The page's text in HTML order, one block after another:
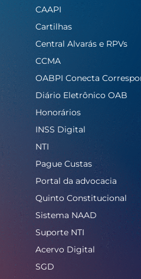
CAAPI
Cartilhas
Central Alvarás e RPVs
CCMA
OABPI Conecta
Diário Eletrônico OAB
Honorários
INSS Digital
NTI
Pague Custas
Portal da advocacia
Quinto Constitucional
Sistema NAAD
Suporte NTI
Acervo Digital
SGD